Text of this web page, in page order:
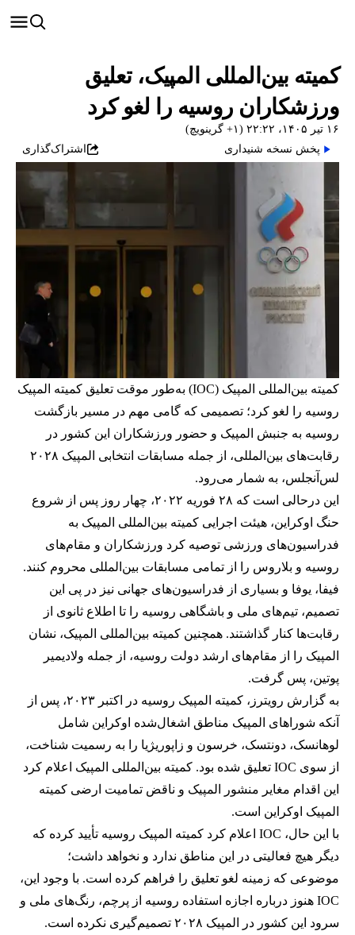
کمیته بین‌المللی المپیک، تعلیق
ورزشکاران روسیه را لغو کرد
۱۶ تیر ۱۴۰۵، ۲۲:۲۲ (‎+۱ گرینویچ)
پخش نسخه شنیداری
اشتراک‌گذاری
کمیته بین‌المللی المپیک (IOC) به‌طور موقت تعلیق کمیته المپیک
روسیه را لغو کرد؛ تصمیمی که گامی مهم در مسیر بازگشت
روسیه به جنبش المپیک و حضور ورزشکاران این کشور در
رقابت‌های بین‌المللی، از جمله مسابقات انتخابی المپیک ۲۰۲۸
لس‌آنجلس، به شمار می‌رود.
این درحالی است که ۲۸ فوریه
۲۰۲۲، چهار روز پس از شروع
حنگ اوکراین، هیئت اجرایی کمیته بین‌المللی المپیک به
فدراسیون‌های ورزشی توصیه کرد ورزشکاران و مقام‌های
روسیه و بلاروس را از تمامی مسابقات بین‌المللی محروم کنند.
فیفا، یوفا و بسیاری از فدراسیون‌های جهانی نیز در پی این
تصمیم، تیم‌های ملی و باشگاهی روسیه را تا اطلاع ثانوی از
رقابت‌ها کنار گذاشتند. همچنین کمیته بین‌المللی المپیک، نشان
المپیک را از مقام‌های ارشد دولت روسیه، از جمله ولادیمیر
پوتین، پس گرفت.
به گزارش رویترز، کمیته المپیک روسیه در اکتبر ۲۰۲۳، پس از
آنکه شوراهای المپیک مناطق اشغال‌شده اوکراین شامل
لوهانسک، دونتسک، خرسون و زاپوریژیا را به رسمیت شناخت،
از سوی IOC تعلیق شده بود. کمیته بین‌المللی المپیک اعلام کرد
این اقدام مغایر منشور المپیک و ناقض تمامیت ارضی کمیته
المپیک اوکراین است.
با این حال، IOC اعلام کرد کمیته المپیک روسیه تأیید کرده که
دیگر هیچ فعالیتی در این مناطق ندارد و نخواهد داشت؛
موضوعی که زمینه لغو تعلیق را فراهم کرده است. با وجود این،
IOC هنوز درباره اجازه استفاده روسیه از پرچم، رنگ‌های ملی و
سرود این کشور در المپیک ۲۰۲۸ تصمیم‌گیری نکرده است.